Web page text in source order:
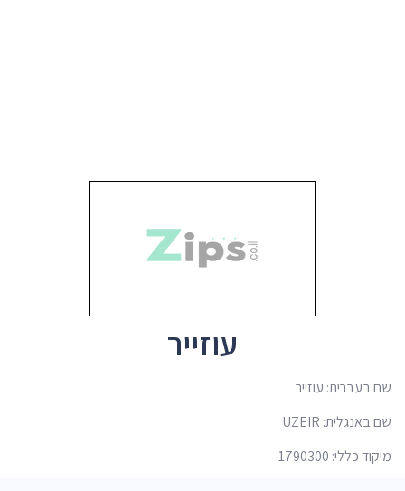
עוזייר
שם בעברית: עוזייר
שם באנגלית: UZEIR
מיקוד כללי: 1790300